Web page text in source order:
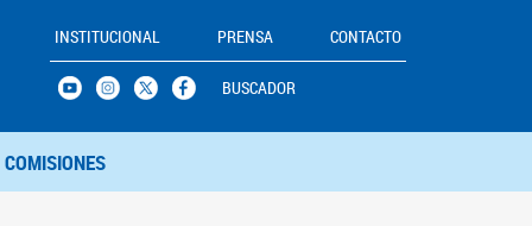
INSTITUCIONAL PRENSA CONTACTO
BUSCADOR
COMISIONES